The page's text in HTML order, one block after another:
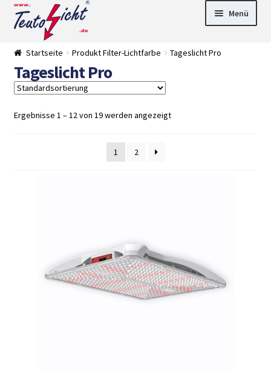
Zur
Navigation
springen
Springe
zum
Menü
► LED Panel
►
Startseite Produkt Filter-Lichtfarbe Tageslicht Pro
Tageslicht Pro
Ergebnisse 1 – 12 von 19 werden angezeigt
1 2